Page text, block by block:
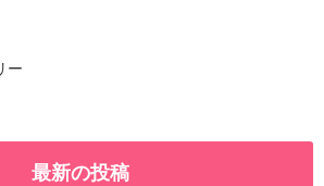
ー
最新の投稿